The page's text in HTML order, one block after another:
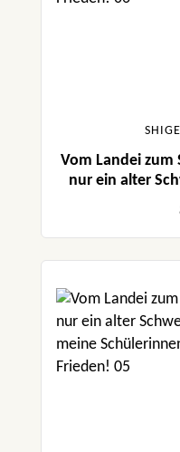
Vom Landei zum
nur ein alter
aber meine
in